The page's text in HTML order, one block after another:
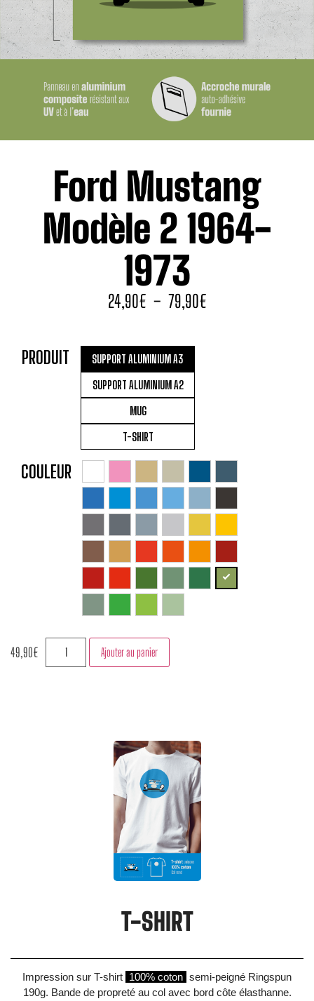
Ford Mustang
Modèle 2 1964-
1973
24,90€ – 79,90€
PRODUIT
SUPPORT ALUMINIUM A3
SUPPORT ALUMINIUM A2
MUG
T-SHIRT
COULEUR
49,90€ Ajouter au panier
T-SHIRT
Impression sur T-shirt 100% coton semi-peigné Ringspun
190g. Bande de propreté au col avec bord côte élasthanne.